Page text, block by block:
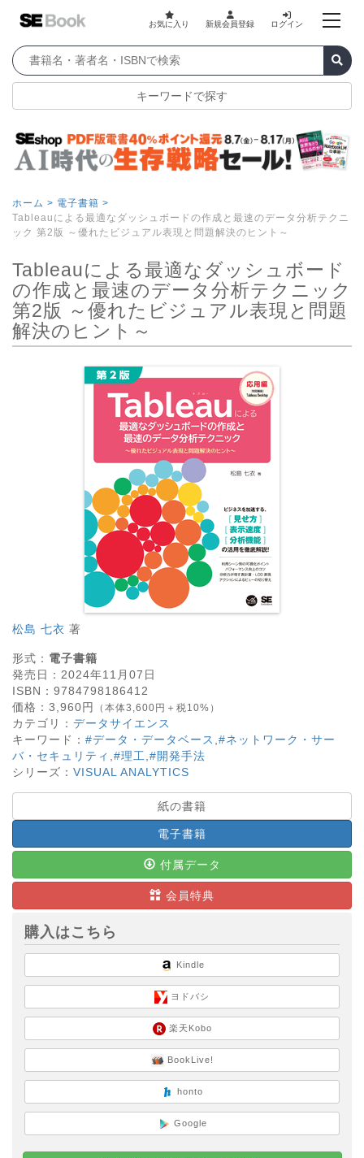
お気に入り 新規会員登録 ログイン
キーワードで探す
ホーム > 電子書籍 >
Tableauによる最適なダッシュボードの作成と最速のデータ分析テクニ
ック 第2版 ～優れたビジュアル表現と問題解決のヒント～
Tableauによる最適なダッシュボード
の作成と最速のデータ分析テクニック
第2版 ～優れたビジュアル表現と問題
解決のヒント～
松島 七衣 著
形式： 電子書籍
発売日： 2024年11月07日
ISBN： 9784798186412
価格： 3,960円 （本体3,600円＋税10%）
カテゴリ： データサイエンス
キーワード： #データ・データベース #ネットワーク・サー
バ・セキュリティ #理工 #開発手法
シリーズ： VISUAL ANALYTICS
紙の書籍
電子書籍
付属データ
会員特典
購入はこちら
Kindle
ヨドバシ
楽天Kobo
BookLive!
honto
Google